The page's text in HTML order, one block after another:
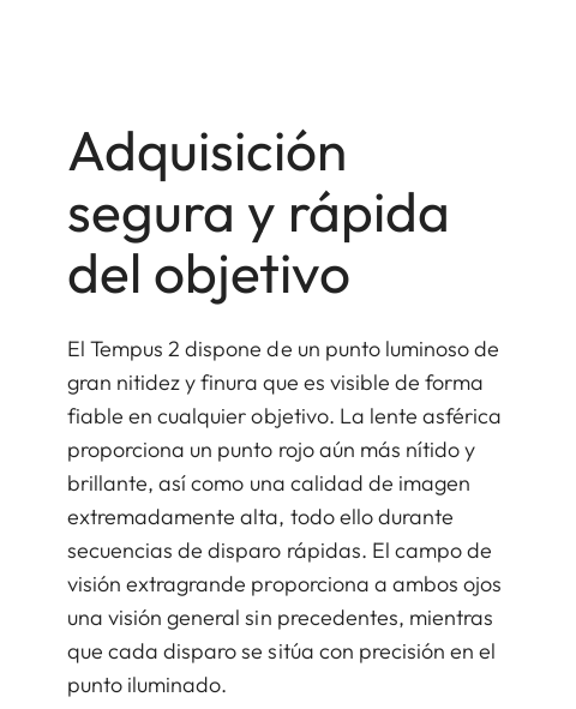
Adquisición
segura y rápida
del objetivo
El Tempus 2 dispone de un punto luminoso de
gran nitidez y finura que es visible de forma
fiable en cualquier objetivo. La lente asférica
proporciona un punto rojo aún más nítido y
brillante, así como una calidad de imagen
extremadamente alta, todo ello durante
secuencias de disparo rápidas. El campo de
visión extragrande proporciona a ambos ojos
una visión general sin precedentes, mientras
que cada disparo se sitúa con precisión en el
punto iluminado.